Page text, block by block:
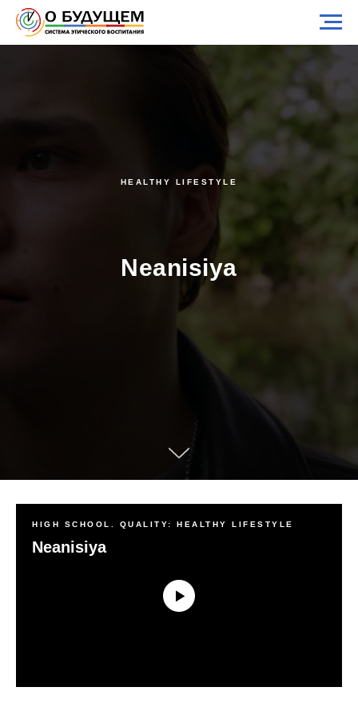
HEALTHY LIFESTYLE
Neanisiya
HIGH SCHOOL. QUALITY: HEALTHY LIFESTYLE
Neanisiya